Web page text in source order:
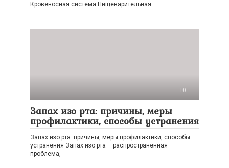
Кровеносная система Пищеварительная
0
Запах изо рта: причины, меры
профилактики, способы устранения
Запах изо рта: причины, меры профилактики, способы
устранения Запах изо рта – распространенная
проблема,